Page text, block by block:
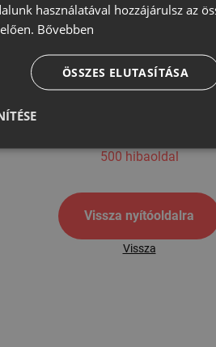
500
500 hibaoldal
Vissza nyítóoldalra
Vissza
használatával hozzájárulsz az
Bővebben
ÖSSZES ELUTASÍTÁSA